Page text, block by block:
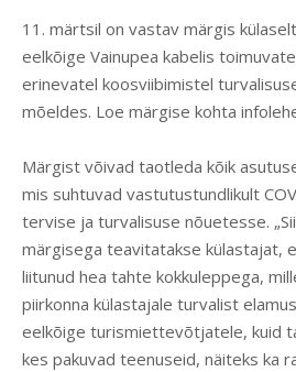
11. märtsil on vastav märgis
eelkõige Vainupea kabelis
erinevatel koosviibimistel
mõeldes. Loe märgise kohta
Märgist võivad taotleda kõik
mis suhtuvad vastutustundlikult
tervise ja turvalisuse nõuetesse.
märgisega teavitatakse külastajat,
liitunud hea tahte kokkuleppega,
piirkonna külastajale turvalist
eelkõige turismiettevõtjatele, kuid
kes pakuvad teenuseid, näiteks ka